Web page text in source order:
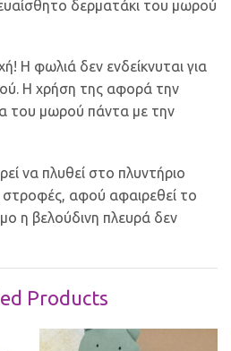
δερματάκι του μωρού
Η φωλιά δεν ενδείκνυται για
Η χρήση της αφορά την
του μωρού πάντα με την
να πλυθεί στο πλυντήριο
στροφές, αφού αφαιρεθεί το
η βελούδινη πλευρά δεν
Products